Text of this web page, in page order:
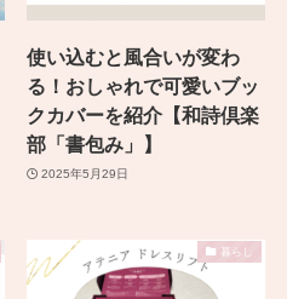
使い込むと風合いが変わ
る！おしゃれで可愛いブッ
クカバーを紹介【和詩倶楽
部「書包み」】
2025年5月29日
暮らし